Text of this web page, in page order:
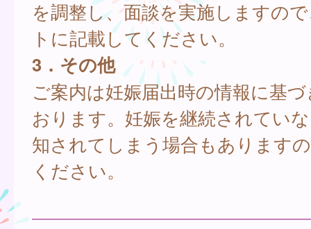
を調整し、面談を実施しますの
トに記載してください。
3．その他
ご案内は妊娠届出時の情報に基
おります。妊娠を継続されてい
知されてしまう場合もあります
ください。